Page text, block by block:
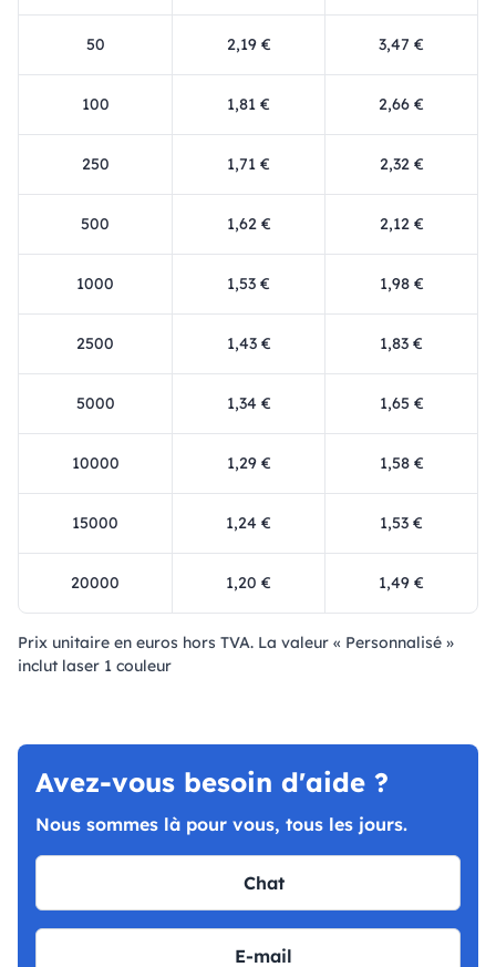
50 2,19 € 3,47 €
100 1,81 € 2,66 €
250 1,71 € 2,32 €
500 1,62 € 2,12 €
1000 1,53 € 1,98 €
2500 1,43 € 1,83 €
5000 1,34 € 1,65 €
10000 1,29 € 1,58 €
15000 1,24 € 1,53 €
20000 1,20 € 1,49 €
Prix ​​unitaire en euros hors TVA. La valeur « Personnalisé »
inclut laser 1 couleur
Avez-vous besoin d'aide ?
Nous sommes là pour vous, tous les jours.
Chat
E-mail